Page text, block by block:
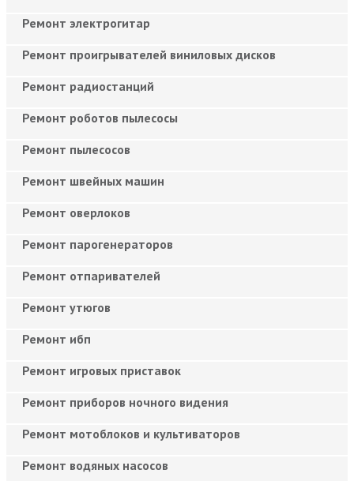
Ремонт электрогитар
Ремонт проигрывателей виниловых дисков
Ремонт радиостанций
Ремонт роботов пылесосы
Ремонт пылесосов
Ремонт швейных машин
Ремонт оверлоков
Ремонт парогенераторов
Ремонт отпаривателей
Ремонт утюгов
Ремонт ибп
Ремонт игровых приставок
Ремонт приборов ночного видения
Ремонт мотоблоков и культиваторов
Ремонт водяных насосов